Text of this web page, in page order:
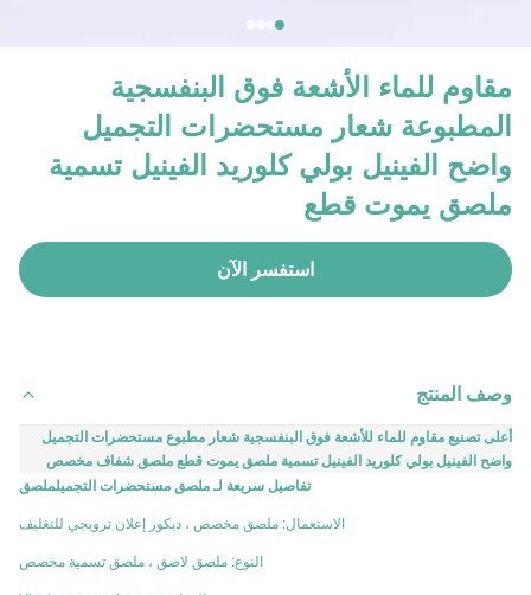
مقاوم للماء الأشعة فوق البنفسجية
المطبوعة شعار مستحضرات التجميل
واضح الفينيل بولي كلوريد الفينيل تسمية
ملصق يموت قطع
استفسر الآن
وصف المنتج
أعلى تصنيع مقاوم للماء للأشعة فوق البنفسجية شعار مطبوع مستحضرات التجميل
واضح الفينيل بولي كلوريد الفينيل تسمية ملصق يموت قطع ملصق شفاف مخصص
تفاصيل سريعة لـملصق مستحضرات التجميلملصق
الاستعمال: ملصق مخصص ، ديكور إعلان ترويجي للتغليف
النوع: ملصق لاصق ، ملصق تسمية مخصص